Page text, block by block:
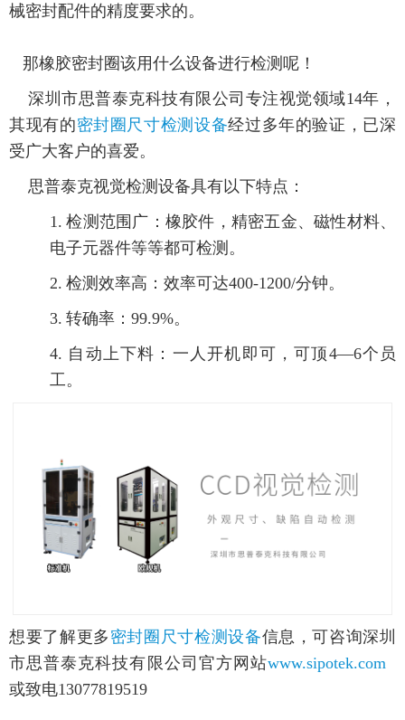
械密封配件的精度要求的。
那橡胶密封圈该用什么设备进行检测呢！
深圳市思普泰克科技有限公司专注视觉领域14年，
其现有的密封圈尺寸检测设备经过多年的验证，已深
受广大客户的喜爱。
思普泰克视觉检测设备具有以下特点：
1. 检测范围广：橡胶件，精密五金、磁性材料、
电子元器件等等都可检测。
2. 检测效率高：效率可达400-1200/分钟。
3. 转确率：99.9%。
4. 自动上下料：一人开机即可，可顶4—6个员
工。
想要了解更多 密封圈尺寸检测设备信息，可咨询深圳
市思普泰克科技有限公司官方网站www.sipotek.com
或致电13077819519